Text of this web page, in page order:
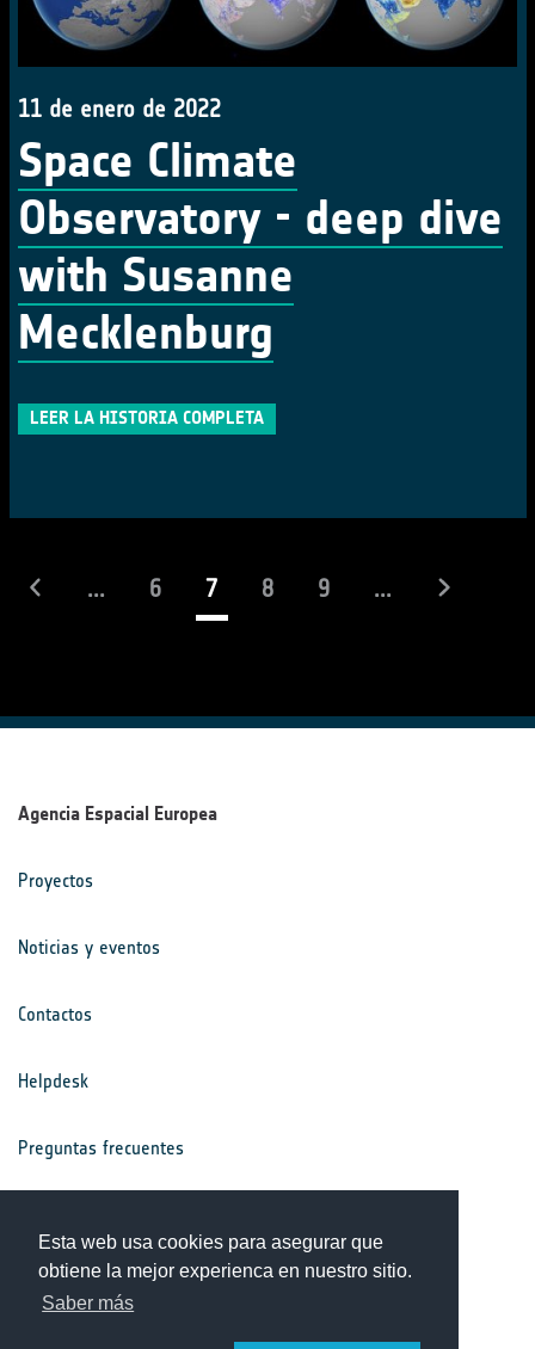
Esta web usa cookies para asegurar que
obtiene la mejor experienca en nuestro sitio.
Saber más
11 de enero de 2022
Space Climate
Observatory - deep dive
with Susanne
Mecklenburg
LEER LA HISTORIA COMPLETA
... 6 7(actual)
8 9 ...
Agencia Espacial Europea
Proyectos
Noticias y eventos
Contactos
Helpdesk
Preguntas frecuentes
Aviso de privacidad